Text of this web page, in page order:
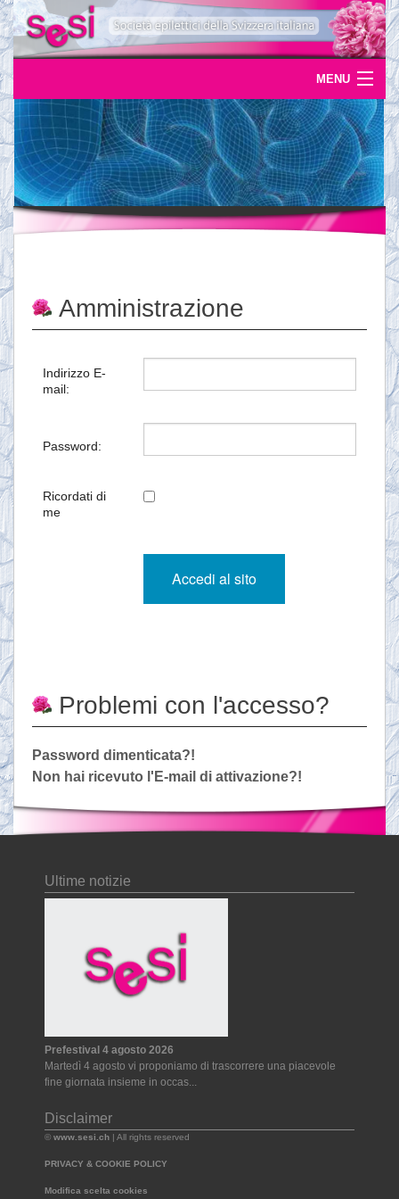
MENU
Home
Uscite
Eventi
News
Servizi
Ordinazioni
Amministrazione
Indirizzo E-
mail:
Password:
Ricordati di
me
Problemi con l'accesso?
Password dimenticata?!
Non hai ricevuto l'E-mail di attivazione?!
Ultime notizie
Prefestival 4 agosto 2026
Martedì 4 agosto vi proponiamo di trascorrere una piacevole
fine giornata insieme in occas...
Disclaimer
© www.sesi.ch | All rights reserved
PRIVACY & COOKIE POLICY
Modifica scelta cookies